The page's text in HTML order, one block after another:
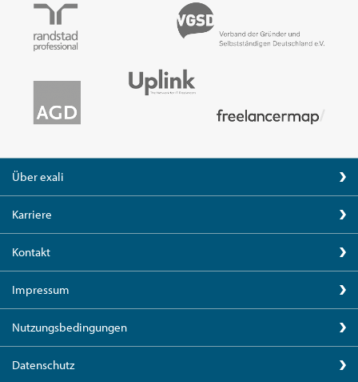
Über exali
Karriere
Kontakt
Impressum
Nutzungsbedingungen
Datenschutz